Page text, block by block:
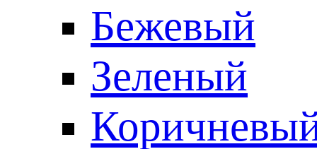
Бежевый
Зеленый